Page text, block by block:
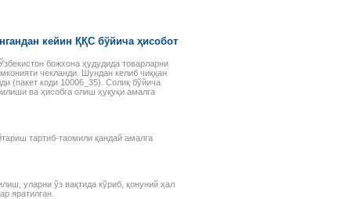
кейин ҚҚС бўйича ҳисобот
божхона ҳудудида товарларни
чекланди. Шундан келиб чиққан
(пакет коди 10006_35). Солиқ бўйича
ва ҳисобга олиш ҳуқуқи амалга
тартиб-таомили қандай амалга
уларни ўз вақтида кўриб, қонуний ҳал
яратилган.